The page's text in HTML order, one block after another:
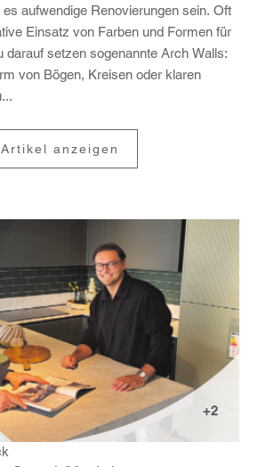
aufwen­dige Reno­vie­rungen sein. Oft
Einsatz von Farben und Formen für
darauf setzen soge­nannte Arch Walls:
von Bögen, Kreisen oder klaren
anzeigen
+2